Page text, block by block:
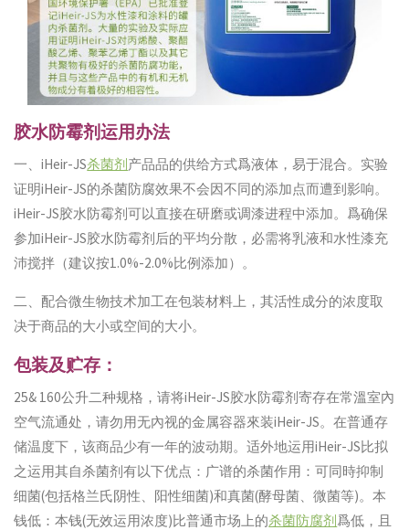
胶水防霉剂运用办法
一、iHeir-JS杀菌剂产品品的供给方式爲液体，易于混合。实验
证明iHeir-JS的杀菌防腐效果不会因不同的添加点而遭到影响。
iHeir-JS胶水防霉剂可以直接在研磨或调漆进程中添加。爲确保
参加iHeir-JS胶水防霉剂后的平均分散，必需将乳液和水性漆充
沛搅拌（建议按1.0%-2.0%比例添加）。
二、配合微生物技术加工在包装材料上，其活性成分的浓度取
决于商品的大小或空间的大小。
包装及贮存：
25& 160公升二种规格，请将iHeir-JS胶水防霉剂寄存在常溫室內
空气流通处，请勿用无內视的金属容器來装iHeir-JS。在普通存
储温度下，该商品少有一年的波动期。适外地运用iHeir-JS比拟
之运用其自杀菌剂有以下优点：广谱的杀菌作用：可同時抑制
细菌(包括格兰氏阴性、阳性细菌)和真菌(酵母菌、微菌等)。本
钱低：本钱(无效运用浓度)比普通市场上的杀菌防腐剂爲低，且